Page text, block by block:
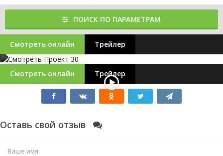
ПОИСК ПО ПАРАМЕТРАМ
Смотреть онлайн Трейлер
Смотреть онлайн Трейлер
Оставь свой отзыв